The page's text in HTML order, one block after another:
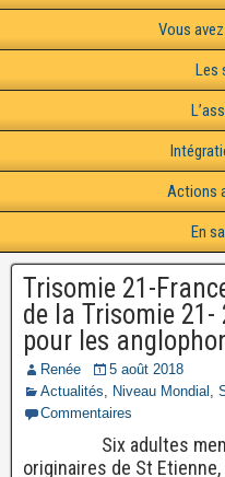
Vous
Les
Actions
En
Trisomie 21-
de la Trisomie 21-
pour les
Renée
5 août 2018
Actualités, Niveau Mondial ,
Commentaires
Six adultes
originaires de St